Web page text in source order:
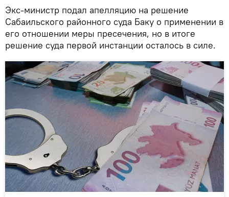
Экс-министр подал апелляцию на решение
Сабаильского районного суда Баку о применении в
его отношении меры пресечения, но в итоге
решение суда первой инстанции осталось в силе.